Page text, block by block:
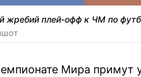
жребий плей-офф к ЧМ по
Мира примут